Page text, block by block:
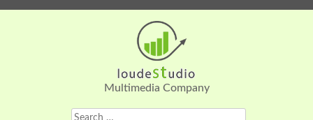
Multimedia Company
Search